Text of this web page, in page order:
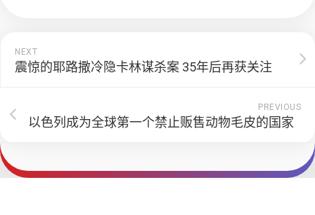
NEXT
震惊的耶路撒冷隐卡林谋杀案 35年后再获关注
PREVIOUS
以色列成为全球第一个禁止贩售动物毛皮的国家